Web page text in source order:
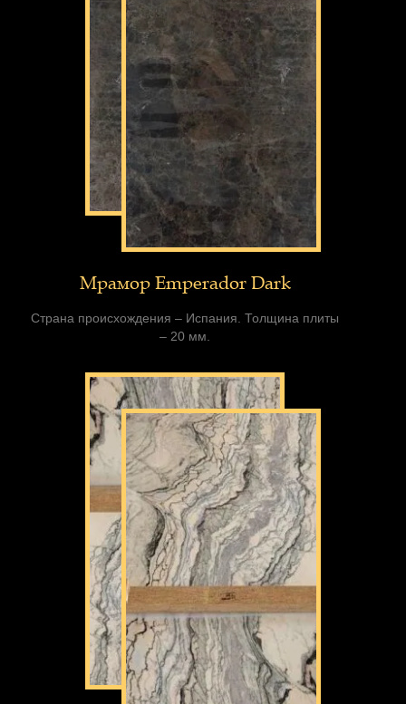
Мрамор Emperador Dark
Страна происхождения – Испания. Толщина плиты
– 20 мм.